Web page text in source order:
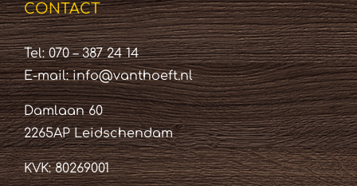
CONTACT
Tel: 070 – 387 24 14
E-mail:info@vanthoeft.nl
Damlaan 60
2265AP Leidschendam
KVK: 80269001